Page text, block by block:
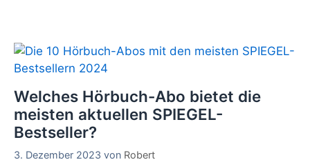
Welches Hörbuch-Abo bietet die
meisten aktuellen SPIEGEL-
Bestseller?
3. Dezember 2023 von Robert